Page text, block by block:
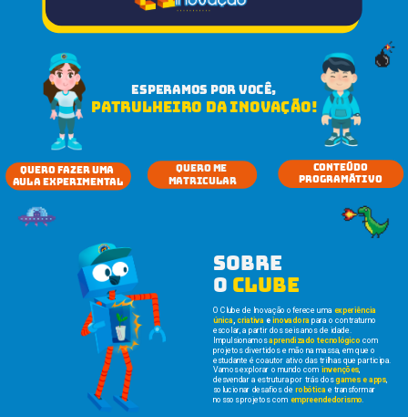
ESPERAMOS POR VOCÊ,
PATRULHEIRO DA INOVAÇÃO!
CONTEÚDO
PROGRAMÁTIVO
QUERO ME
MATRICULAR
QUERO FAZER UMA
AULA EXPERIMENTAL
sobre
o clube
O Clube de Inovação oferece uma experiência
única criativa e inovadora para o contraturno
escolar, a partir dos seis anos de idade.
Impulsionamos aprendizado tecnológico com
projetos divertidos e mão na massa, em que o
estudante é coautor ativo das trilhas que participa.
Vamos explorar o mundo com invenções,
desvendar a estrutura por trás dos games e apps,
solucionar desafios de robótica e transformar
nossos projetos com empreendedorismo.